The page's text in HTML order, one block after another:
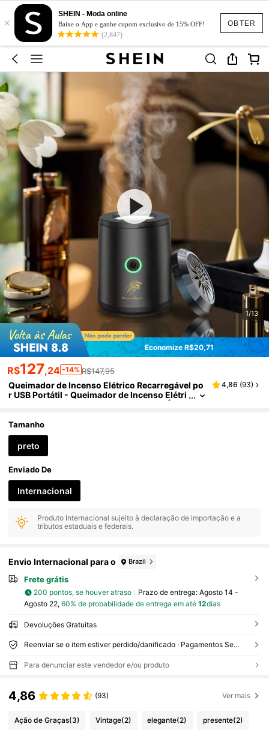
OBTER
×
SHEIN - Moda online
Baixe o App e ganhe cupom exclusivo de 15% OFF!
(2,847)
1/13
Economize R$20,71
R$127,24 -14% R$147,95
Queimador de Incenso Elétrico Recarregável po
r USB Portátil - Queimador de Incenso Elétri
co Pequeno Popular do Oriente Médio Árab
4,86 (93)
Tamanho
preto
Enviado De
Internacional
Produto Internacional sujeito à declaração de importação e a
tributos estaduais e federais.
Envio Internacional para o Brazil
Frete grátis
200 pontos, se houver atraso Prazo de entrega: Agosto 14 -
Agosto 22, 60% de probabilidade de entrega em até 12dias
Devoluções Gratuitas
Reenviar se o item estiver perdido/danificado · Pagamentos Seguros · Proteção de privacidade
Para denunciar este vendedor e/ou produto
4,86 (93) Ver mais
Ação de Graças(3) Vintage(2) elegante(2) presente(2)